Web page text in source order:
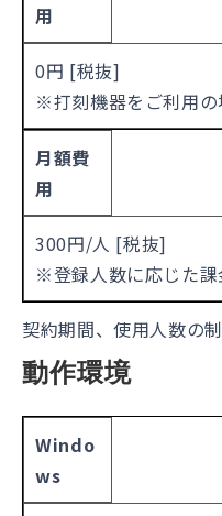
用
0円 [税抜]
※打刻機器をご利用
月額費
用
300円/人 [税抜]
※登録人数に応じた課
契約期間、使用人数の
動作環境
Windo
ws